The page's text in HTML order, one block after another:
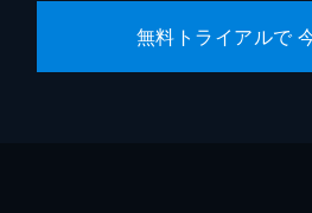
無料トライアルで